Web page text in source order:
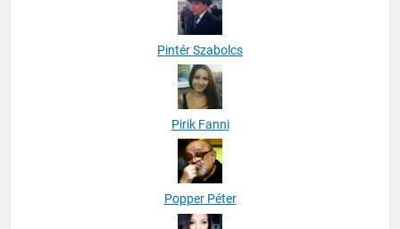
Pintér Szabolcs
Pirik Fanni
Popper Péter